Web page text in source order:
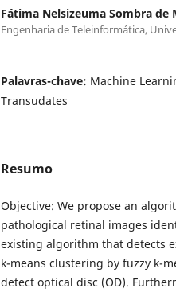
Fátima Nelsizeuma Sombra de
Engenharia de Teleinformática,
Palavras-chave: Machine
Transudates
Resumo
Objective: We propose an
pathological retinal images
existing algorithm that detects
k-means clustering by fuzzy k-
detect optical disc (OD).